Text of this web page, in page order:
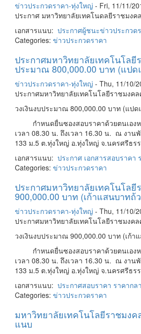
ข่าวประกวดราคา-ทุ่งใหญ่ - Fri, 11/11/
ประกาศ มหาวิทยาลัยเทคโนดลยีราชมง
เอกสารแนบ: ประกาศผู้ชนะข่าวประกวด
Categories: ข่าวประกวดราคา
ประกาศมหาวิทยาลัยเทคโนโล
ประมาณ 800,000.00 บาท (แป
ข่าวประกวดราคา-ทุ่งใหญ่ - Thu, 11/10/
ประกาศมหาวิทยาลัยเทคโนโลยีราชมง
วงเงินงบประมาณ 800,000.00 บาท (แ
กำหนดยื่นซองสอบราคาด้วยตนเองห
เวลา 08.30 น. ถึงเวลา 16.30 น. ณ งา
133 ม.5 ต.ทุ่งใหญ่ อ.ทุ่งใหญ่ จ.นครศรีธร
เอกสารแนบ: ประกาศ เอกสารสอบราคา
Categories: ข่าวประกวดราคา
ประกาศมหาวิทยาลัยเทคโนโล
900,000.00 บาท (เก้าแสนบาท
ข่าวประกวดราคา-ทุ่งใหญ่ - Thu, 11/10/
ประกาศมหาวิทยาลัยเทคโนโลยีราชมง
วงเงินงบประมาณ 900,000.00 บาท (เก้
กำหนดยื่นซองสอบราคาด้วยตนเองห
เวลา 08.30 น. ถึงเวลา 16.30 น. ณ งา
133 ม.5 ต.ทุ่งใหญ่ อ.ทุ่งใหญ่ จ.นครศรีธร
เอกสารแนบ: ประกาศสอบราคา ราคากล
Categories: ข่าวประกวดราคา
มหาวิทยาลัยเทคโนโลยีราชมง
แนบ